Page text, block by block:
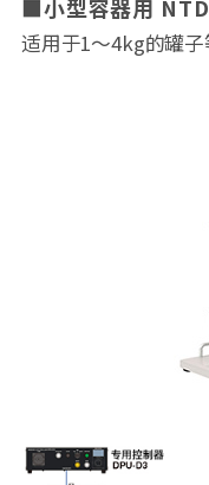
小型容器用
适用于1～4kg的罐